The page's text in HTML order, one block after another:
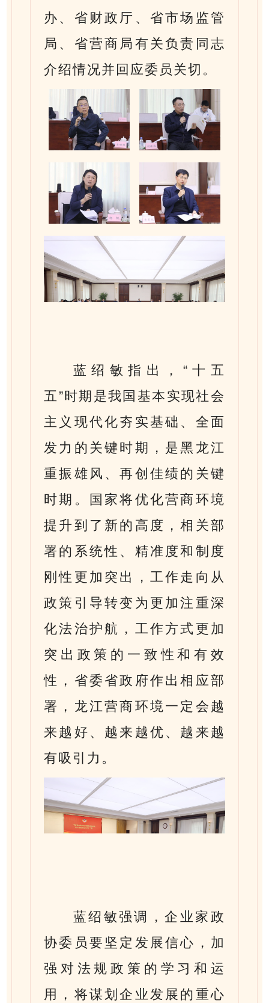
办、省财政厅、省市场监管
局、省营商局有关负责同志
介绍情况并回应委员关切。
蓝绍敏指出，“十五
五”时期是我国基本实现社会
主义现代化夯实基础、全面
发力的关键时期，是黑龙江
重振雄风、再创佳绩的关键
时期。国家将优化营商环境
提升到了新的高度，相关部
署的系统性、精准度和制度
刚性更加突出，工作走向从
政策引导转变为更加注重深
化法治护航，工作方式更加
突出政策的一致性和有效
性，省委省政府作出相应部
署，龙江营商环境一定会越
来越好、越来越优、越来越
有吸引力。
蓝绍敏强调，企业家政
协委员要坚定发展信心，加
强对法规政策的学习和运
用，将谋划企业发展的重心